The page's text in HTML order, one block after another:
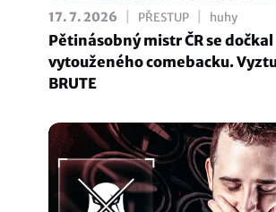
17. 7. 2026 PŘESTUP huhy
Pětinásobný mistr ČR se dočkal
vytouženého comebacku.
BRUTE